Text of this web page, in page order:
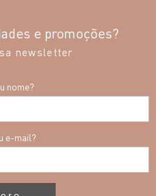
e promoções?
newsletter
nome?
e-mail?